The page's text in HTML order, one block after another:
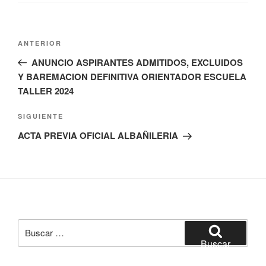
entradas
Entrada
anterior:
ANTERIOR
ANUNCIO ASPIRANTES ADMITIDOS, EXCLUIDOS
Y BAREMACION DEFINITIVA ORIENTADOR ESCUELA
TALLER 2024
Siguiente
entrada
SIGUIENTE
ACTA PREVIA OFICIAL ALBAÑILERIA
por:
Buscar